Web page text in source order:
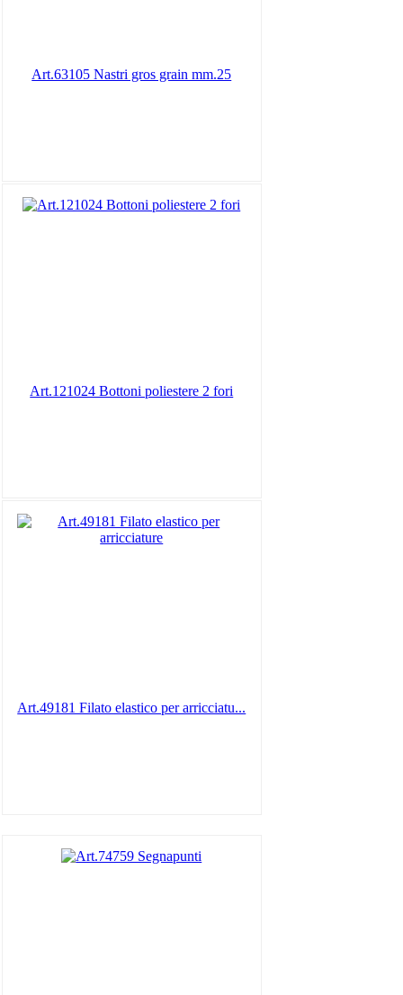
Art.63105 Nastri gros grain mm.25
Art.121024 Bottoni poliestere 2 fori
Art.49181 Filato elastico per arricciatu...